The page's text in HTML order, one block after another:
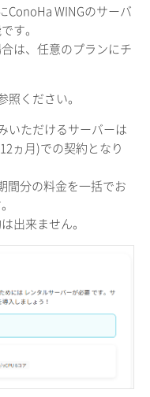
ConoHa WINGのサーバ
す。
は、任意のプランにチ
照ください。
いただけるサーバーは
ヵ月)での契約となり
間分の料金を一括でお
出来ません。